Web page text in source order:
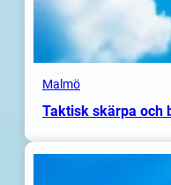
Malmö
Taktisk skärpa och